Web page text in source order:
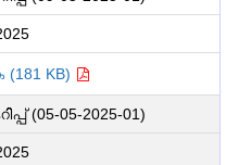
KB)
(05-05-2025-01)